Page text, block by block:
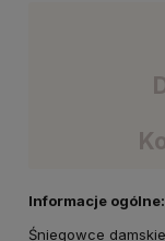
Cena nie
Informacje ogólne:
Śniegowce